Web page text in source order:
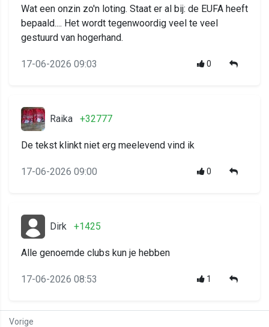
Wat een onzin zo'n loting. Staat er al bij: de EUFA heeft
bepaald.... Het wordt tegenwoordig veel te veel
gestuurd van hogerhand.
17-06-2026 09:03 0
Raika +32777
De tekst klinkt niet erg meelevend vind ik
17-06-2026 09:00 0
Dirk +1425
Alle genoemde clubs kun je hebben
17-06-2026 08:53 1
Vorige